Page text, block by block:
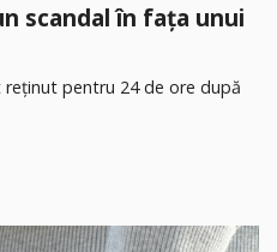
scandal în fața unui
pentru 24 de ore după